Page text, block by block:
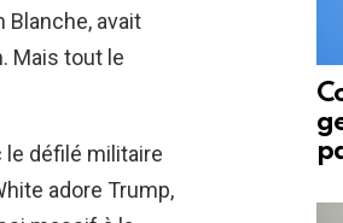
Blanche, avait
Mais tout le
le défilé militaire
adore Trump,